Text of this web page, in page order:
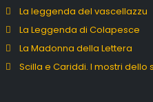
La leggenda del vascellazzu
La Leggenda di Colapesce
La Madonna della Lettera
Scilla e Cariddi. I mostri dello